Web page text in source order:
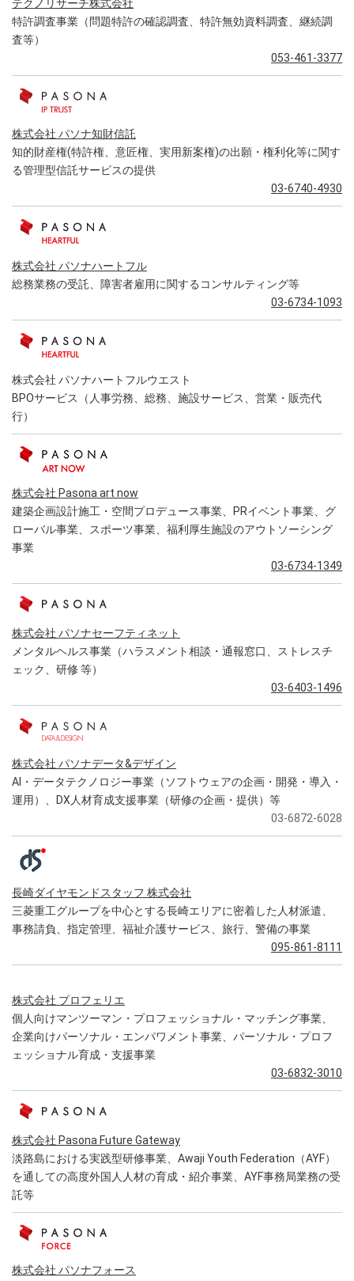
テクノリサーチ株式会社
特許調査事業（問題特許の確認調査、特許無効資料調査、継続調
査等）
053-461-3377
株式会社 パソナ知財信託
知的財産権(特許権、意匠権、実用新案権)の出願・権利化等に関す
る管理型信託サービスの提供
03-6740-4930
株式会社 パソナハートフル
総務業務の受託、障害者雇用に関するコンサルティング等
03-6734-1093
株式会社 パソナハートフルウエスト
BPOサービス（人事労務、総務、施設サービス、営業・販売代
行）
株式会社 Pasona art now
建築企画設計施工・空間プロデュース事業、PRイベント事業、グ
ローバル事業、スポーツ事業、福利厚生施設のアウトソーシング
事業
03-6734-1349
株式会社 パソナセーフティネット
メンタルヘルス事業（ハラスメント相談・通報窓口、ストレスチ
ェック、研修 等）
03-6403-1496
株式会社 パソナデータ&デザイン
AI・データテクノロジー事業（ソフトウェアの企画・開発・導入・
運用）、DX人材育成支援事業（研修の企画・提供）等
03-6872-6028
長崎ダイヤモンドスタッフ 株式会社
三菱重工グループを中心とする長崎エリアに密着した人材派遣、
事務請負、指定管理、福祉介護サービス、旅行、警備の事業
095-861-8111
株式会社 プロフェリエ
個人向けマンツーマン・プロフェッショナル・マッチング事業、
企業向けパーソナル・エンパワメント事業、パーソナル・プロフ
ェッショナル育成・支援事業
03-6832-3010
株式会社 Pasona Future Gateway
淡路島における実践型研修事業、Awaji Youth Federation（AYF）
を通しての高度外国人人材の育成・紹介事業、AYF事務局業務の受
託等
株式会社 パソナフォース